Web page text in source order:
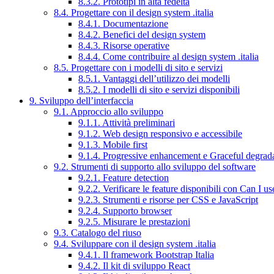
8.4. Progettare con il design system .italia
8.4.1. Documentazione
8.4.2. Benefici del design system
8.4.3. Risorse operative
8.4.4. Come contribuire al design system .italia
8.5. Progettare con i modelli di sito e servizi
8.5.1. Vantaggi dell’utilizzo dei modelli
8.5.2. I modelli di sito e servizi disponibili
9. Sviluppo dell’interfaccia
9.1. Approccio allo sviluppo
9.1.1. Attività preliminari
9.1.2. Web design responsivo e accessibile
9.1.3. Mobile first
9.1.4. Progressive enhancement e Graceful
9.2. Strumenti di supporto allo sviluppo del software
9.2.1. Feature detection
9.2.2. Verificare le feature disponibili con Can I
9.2.3. Strumenti e risorse per CSS e JavaScript
9.2.4. Supporto browser
9.2.5. Misurare le prestazioni
9.3. Catalogo del riuso
9.4. Sviluppare con il design system .italia
9.4.1. Il framework Bootstrap Italia
9.4.2. Il kit di sviluppo React